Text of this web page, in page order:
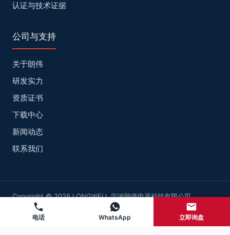
认证与技术证据
公司与支持
关于朗伟
研发实力
资质证书
下载中心
新闻动态
联系我们
Copyright © 2026 LONGWELL 宁波朗伟电器科技有限公司
网站地图浙ICP备2022025947号-2
电话 WhatsApp 立即询盘